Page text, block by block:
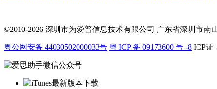
©2010-2026 深圳市为爱普信息技术有限公司 广东省深圳市南
粤公网安备 44030502000033号 粤 ICP 备 09173600 号 -8 ICP证